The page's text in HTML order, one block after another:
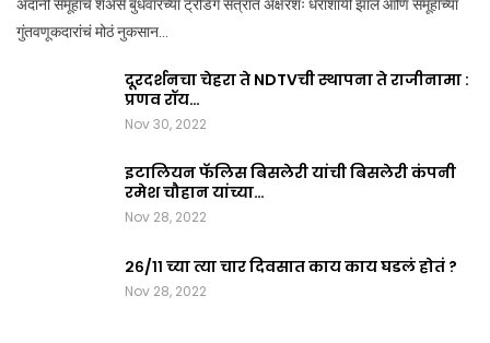
अदानी समूहाचे शेअर्स बुधवारच्या ट्रेडिंग सत्रात अक्षरशः धराशायी झाले आणि समूहाच्या
गुंतवणूकदारांचं मोठं नुकसान…
दूरदर्शनचा चेहरा ते NDTVची स्थापना ते राजीनामा :
प्रणव रॉय…
Nov 30, 2022
इटालियन फॅलिस बिसलेरी यांची बिसलेरी कंपनी
रमेश चौहान यांच्या…
Nov 28, 2022
२६/११ च्या त्या चार दिवसात काय काय घडलं होतं ?
Nov 28, 2022